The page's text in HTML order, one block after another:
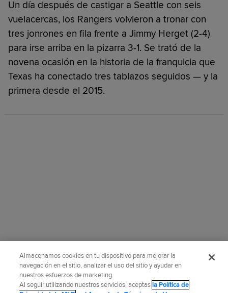
Un día después de castigar a Seattle con seis
vuelacercas, los Rangers volvieron a tronar con
tres jonrones en fila frente a Jimmy Herget (2-4)
para irse arriba en la pizarra 3-1. Se trató de la
novena ocasión en la historia de la franquicia que
Texas ha conectado tres tablazos seguidos — y la
primera desde el 2015.
Almacenamos cookies en tu dispositivo para mejorar la
navegación en el sitio, analizar el uso del sitio y ayudar en
nuestros esfuerzos de marketing.
Al seguir utilizando nuestros servicios, aceptasla Política de